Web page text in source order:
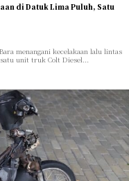
di Datuk Lima Puluh, Satu
menangani kecelakaan lalu lintas
unit truk Colt Diesel...